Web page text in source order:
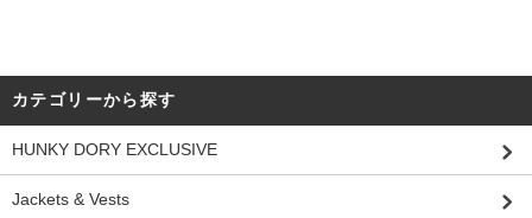
カテゴリーから探す
HUNKY DORY EXCLUSIVE
Jackets & Vests